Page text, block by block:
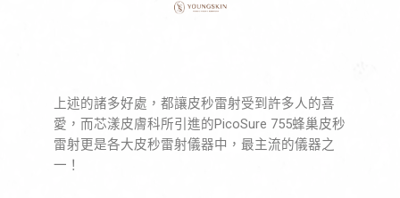
上述的諸多好處，都讓皮秒雷射受到許多人的喜
愛，而芯漾皮膚科所引進的PicoSure 755蜂巢皮秒
雷射更是各大皮秒雷射儀器中，最主流的儀器之
一！